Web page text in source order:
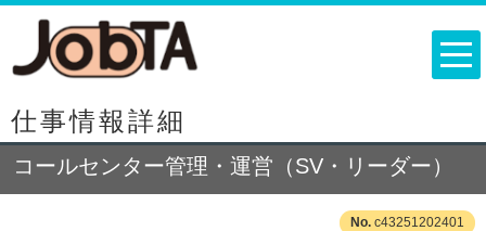
仕事情報詳細
コールセンター管理・運営（SV・リーダー）
c43251202401